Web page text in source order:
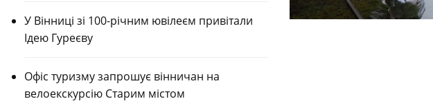
У Вінниці зі 100-річним ювілеєм привітали
Ідею Гуреєву
Офіс туризму запрошує вінничан на
велоекскурсію Старим містом